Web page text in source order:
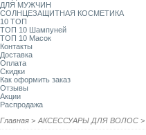
ДЛЯ МУЖЧИН
СОЛНЦЕЗАЩИТНАЯ КОСМЕТИКА
10 ТОП
ТОП 10 Шампуней
ТОП 10 Масок
Контакты
Доставка
Оплата
Скидки
Как оформить заказ
Отзывы
Акции
Распродажа
Главная > АКСЕССУАРЫ ДЛЯ ВОЛОС >